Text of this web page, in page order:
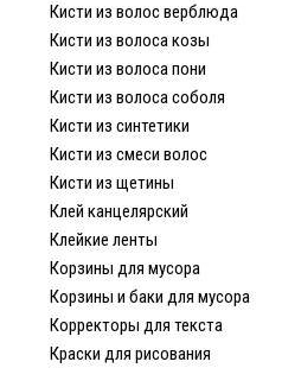
Кисти из волос верблюда
Кисти из волоса козы
Кисти из волоса пони
Кисти из волоса соболя
Кисти из синтетики
Кисти из смеси волос
Кисти из щетины
Клей канцелярский
Клейкие ленты
Корзины для мусора
Корзины и баки для мусора
Корректоры для текста
Краски для рисования